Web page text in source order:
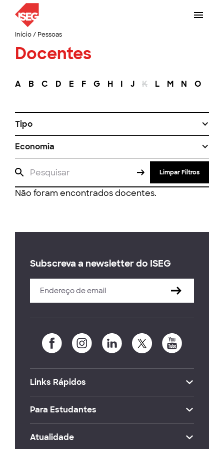
Início/ Pessoas
Docentes
A B C D E F G H I J K L M N O
Tipo
Economia
Limpar Filtros
Não foram encontrados docentes.
Subscreva a newsletter do ISEG
Links Rápidos
Para Estudantes
Atualidade